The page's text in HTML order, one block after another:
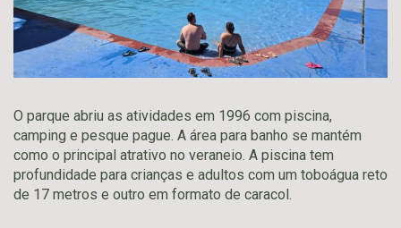
O parque abriu as atividades em 1996 com piscina,
camping e pesque pague. A área para banho se mantém
como o principal atrativo no veraneio. A piscina tem
profundidade para crianças e adultos com um toboágua reto
de 17 metros e outro em formato de caracol.